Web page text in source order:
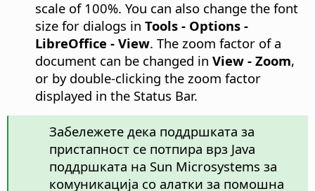
scale of 100%. You can also change the font
size for dialogs in Tools - Options -
LibreOffice - View. The zoom factor of a
document can be changed in View - Zoom,
or by double-clicking the zoom factor
displayed in the Status Bar.
Забележете дека поддршката за
пристапност се потпира врз Java
поддршката на Sun Microsystems за
комуникација со алатки за помошна